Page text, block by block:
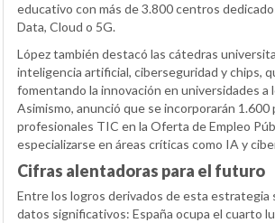
educativo con más de 3.800 centros
Data, Cloud o 5G.
López también destacó las cátedras
inteligencia artificial, ciberseguridad y chips,
fomentando la innovación en universidades a
Asimismo, anunció que se incorporarán 1.600
profesionales TIC en la Oferta de Empleo
especializarse en áreas críticas como IA y
Cifras alentadoras para el futuro
Entre los logros derivados de esta estrategia
datos significativos: España ocupa el cuarto